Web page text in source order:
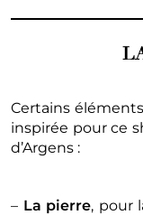
Certains
inspirée pour ce
d’Argens :
– La pierre, pour